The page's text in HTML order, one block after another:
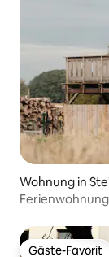
Wohnung in
Gäste-Favorit